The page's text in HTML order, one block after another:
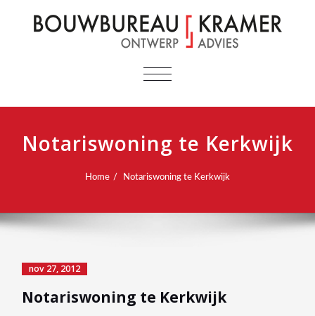
TOGGLE
Notariswoning te Kerkwijk
Home Notariswoning te Kerkwijk
nov 27, 2012
Notariswoning te Kerkwijk